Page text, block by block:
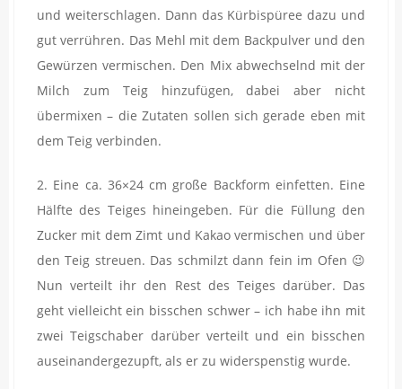
und weiterschlagen. Dann das Kürbispüree dazu und
gut verrühren. Das Mehl mit dem Backpulver und den
Gewürzen vermischen. Den Mix abwechselnd mit der
Milch zum Teig hinzufügen, dabei aber nicht
übermixen – die Zutaten sollen sich gerade eben mit
dem Teig verbinden.
2. Eine ca. 36×24 cm große Backform einfetten. Eine
Hälfte des Teiges hineingeben. Für die Füllung den
Zucker mit dem Zimt und Kakao vermischen und über
den Teig streuen. Das schmilzt dann fein im Ofen 😉
Nun verteilt ihr den Rest des Teiges darüber. Das
geht vielleicht ein bisschen schwer – ich habe ihn mit
zwei Teigschaber darüber verteilt und ein bisschen
auseinandergezupft, als er zu widerspenstig wurde.